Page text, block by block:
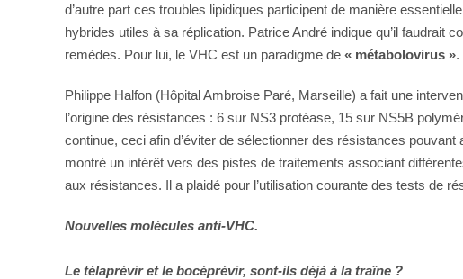
d’autre part ces troubles lipidiques participent de manière
hybrides utiles à sa réplication. Patrice André indique qu’il
remèdes. Pour lui, le VHC est un paradigme de « métabolovirus ».
Philippe Halfon (Hôpital Ambroise Paré, Marseille) a fait une
l’origine des résistances : 6 sur NS3 protéase, 15 sur NS5B
continue, ceci afin d’éviter de sélectionner des résistances
montré un intérêt vers des pistes de traitements associant
aux résistances. Il a plaidé pour l’utilisation courante des tests de
Nouvelles molécules anti-VHC.
Le télaprévir et le bocéprévir, sont-ils déjà à la traîne ?